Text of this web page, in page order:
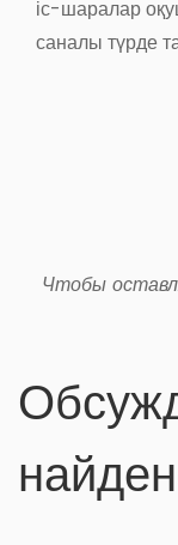
іс-шаралар
саналы түрде
Чтобы